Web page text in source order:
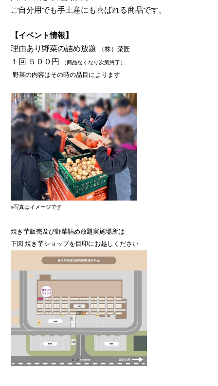
ご自分用でも手土産にも喜ばれる商品です。
【イベント情報】
理由あり野菜の詰め放題 （株）菜匠
１回 ５００円 （商品なくなり次第終了）
野菜の内容はその時の品目によります
※写真はイメージです
焼き芋販売及び野菜詰め放題実施場所は
下図 焼き芋ショップを目印にお越しください